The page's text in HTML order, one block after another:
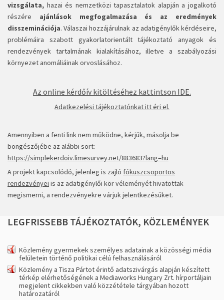
vizsgálata, hazai és nemzetközi tapasztalatok alapján a jogalkotó
részére ajánlások megfogalmazása és az eredmények
disszeminációja. Válaszai hozzájárulnak az adatigénylők kérdéseire,
problémáira szabott gyakorlatorientált tájékoztató anyagok és
rendezvények tartalmának kialakításához, illetve a szabályozási
környezet anomáliáinak orvoslásához.
Az online kérdőív kitöltéséhez kattintson IDE.
Adatkezelési tájékoztatónkat itt éri el.
Amennyiben a fenti link nem működne, kérjük, másolja be
böngészőjébe az alábbi sort:
https://simplekerdoiv.limesurvey.net/883683?lang=hu
A projekt kapcsolódó, jelenleg is zajló fókuszcsoportos
rendezvényei is az adatigénylői kör véleményét hivatottak
megismerni, a rendezvényekre várjuk jelentkezésüket.
LEGFRISSEBB TÁJÉKOZTATÓK, KÖZLEMÉNYEK
Közlemény gyermekek személyes adatainak a közösségi média
felületein történő politikai célú felhasználásáról
Közlemény a Tisza Pártot érintő adatszivárgás alapján készített
térkép elérhetőségének a Mediaworks Hungary Zrt. hírportáljain
megjelent cikkekben való közzététele tárgyában hozott
határozatáról